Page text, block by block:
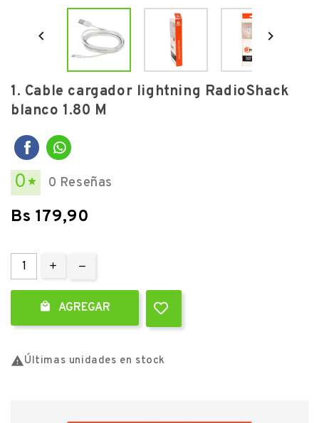
 
1. Cable cargador lightning RadioShack
blanco 1.80 M
0  0 Reseñas
Bs 179,90
 AGREGAR
Últimas unidades en stock